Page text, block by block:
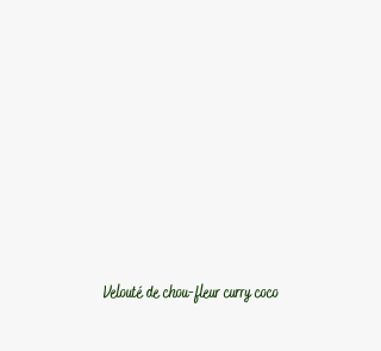
Velouté de chou-fleur curry coco